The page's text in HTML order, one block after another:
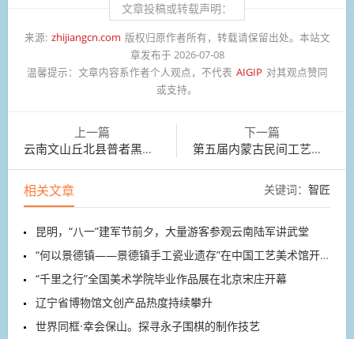
文章投稿或转载声明：
来源: zhijiangcn.com 版权归原作者所有，转载请保留出处。本站文
章发布于 2026-07-08
温馨提示： 文章内容系作者个人观点，不代表 AIGIP 对其观点赞同
或支持。
上一篇
云南文山丘北县普者黑景区荷约餐馆，商家摆放荷花宴
下一篇
第五届内蒙古民间工艺美术精品展在内蒙古美术馆开幕
相关文章 关键词： 智匠
昆明，“八一”建军节前夕，大量游客参观云南陆军讲武堂
“何以景德镇——景德镇手工瓷业遗存”在中国工艺美术馆开展
“千里之行”全国美术学院毕业作品展在北京宋庄开幕
辽宁省博物馆文创产品热度持续攀升
世界同框·幸会保山。探寻永子围棋的制作技艺